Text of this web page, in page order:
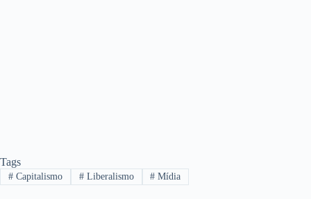
Tags
#Capitalismo #Liberalismo # Mídia